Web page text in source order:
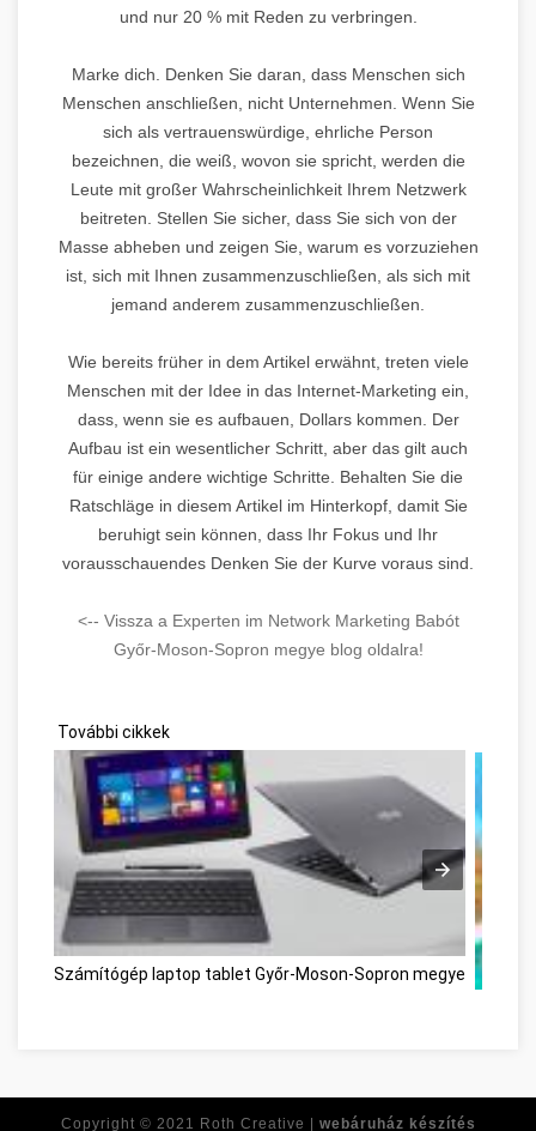
und nur 20 % mit Reden zu verbringen.
Marke dich. Denken Sie daran, dass Menschen sich
Menschen anschließen, nicht Unternehmen. Wenn Sie
sich als vertrauenswürdige, ehrliche Person
bezeichnen, die weiß, wovon sie spricht, werden die
Leute mit großer Wahrscheinlichkeit Ihrem Netzwerk
beitreten. Stellen Sie sicher, dass Sie sich von der
Masse abheben und zeigen Sie, warum es vorzuziehen
ist, sich mit Ihnen zusammenzuschließen, als sich mit
jemand anderem zusammenzuschließen.
Wie bereits früher in dem Artikel erwähnt, treten viele
Menschen mit der Idee in das Internet-Marketing ein,
dass, wenn sie es aufbauen, Dollars kommen. Der
Aufbau ist ein wesentlicher Schritt, aber das gilt auch
für einige andere wichtige Schritte. Behalten Sie die
Ratschläge in diesem Artikel im Hinterkopf, damit Sie
beruhigt sein können, dass Ihr Fokus und Ihr
vorausschauendes Denken Sie der Kurve voraus sind.
<-- Vissza a Experten im Network Marketing Babót
Győr-Moson-Sopron megye blog oldalra!
További cikkek
Számítógép laptop tablet Győr-Moson-Sopron megye
Copyright © 2021 Roth Creative | webáruház készítés